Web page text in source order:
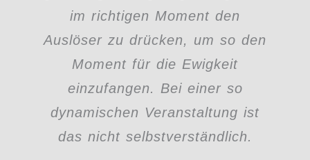
im richtigen Moment den
Auslöser zu drücken, um so den
Moment für die Ewigkeit
einzufangen. Bei einer so
dynamischen Veranstaltung ist
das nicht selbstverständlich.